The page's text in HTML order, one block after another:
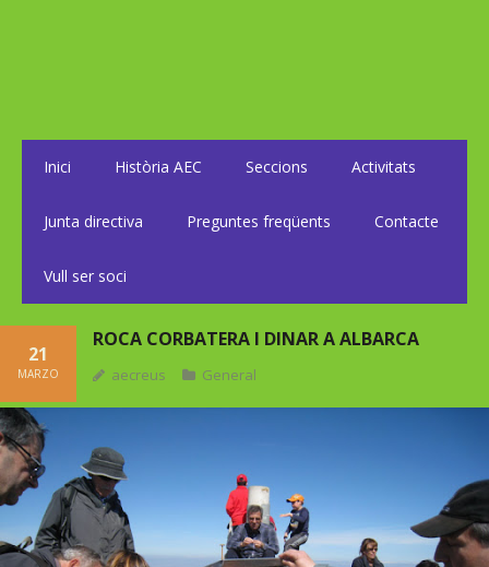
Inici Història AEC Seccions Activitats
Junta directiva Preguntes freqüents Contacte
Vull ser soci
ROCA CORBATERA I DINAR A ALBARCA
21
MARZO aecreus General